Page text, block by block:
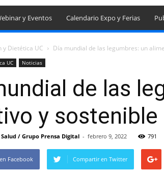
y Eventos Calendario Expo y Ferias
y Dietética UC Día mundial de las legumbres: un
UC Noticias
de las
y sostenible
/ Grupo Prensa Digital - febrero 9, 2022 791
Facebook Compartir en Twitter